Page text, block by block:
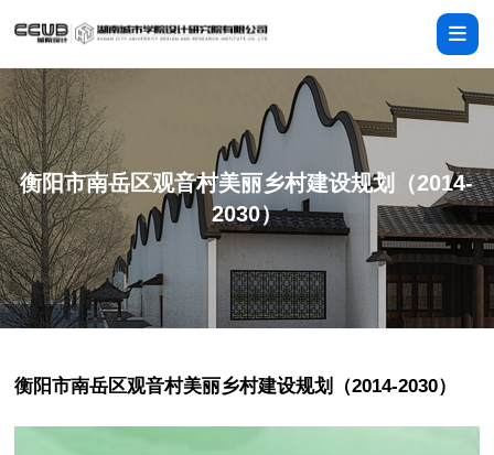
衡阳市南岳区观音村美丽乡村建设规划（2014-
2030）
衡阳市南岳区观音村美丽乡村建设规划（2014-2030）